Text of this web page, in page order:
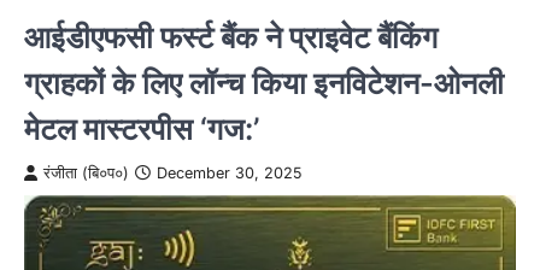
आईडीएफसी फर्स्ट बैंक ने प्राइवेट बैंकिंग
ग्राहकों के लिए लॉन्च किया इनविटेशन-ओनली
मेटल मास्टरपीस ‘गज:’
रंजीता (बि०प०) December 30, 2025